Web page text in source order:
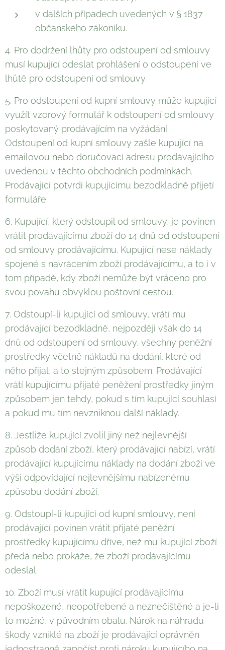
v dalších případech uvedených v § 1837
občanského zákoníku.
4. Pro dodržení lhůty pro odstoupení od smlouvy
musí kupující odeslat prohlášení o odstoupení ve
lhůtě pro odstoupení od smlouvy.
5. Pro odstoupení od kupní smlouvy může kupující
využít vzorový formulář k odstoupení od smlouvy
poskytovaný prodávajícím na vyžádání.
Odstoupení od kupní smlouvy zašle kupující na
emailovou nebo doručovací adresu prodávajícího
uvedenou v těchto obchodních podmínkách.
Prodávající potvrdí kupujícímu bezodkladně přijetí
formuláře.
6. Kupující, který odstoupil od smlouvy, je povinen
vrátit prodávajícímu zboží do 14 dnů od odstoupení
od smlouvy prodávajícímu. Kupující nese náklady
spojené s navrácením zboží prodávajícímu, a to i v
tom případě, kdy zboží nemůže být vráceno pro
svou povahu obvyklou poštovní cestou.
7. Odstoupí-li kupující od smlouvy, vrátí mu
prodávající bezodkladně, nejpozději však do 14
dnů od odstoupení od smlouvy, všechny peněžní
prostředky včetně nákladů na dodání, které od
něho přijal, a to stejným způsobem. Prodávající
vrátí kupujícímu přijaté peněžení prostředky jiným
způsobem jen tehdy, pokud s tím kupující souhlasí
a pokud mu tím nevzniknou další náklady.
8. Jestliže kupující zvolil jiný než nejlevnější
způsob dodání zboží, který prodávající nabízí, vrátí
prodávající kupujícímu náklady na dodání zboží ve
výši odpovídající nejlevnějšímu nabízenému
způsobu dodání zboží.
9. Odstoupí-li kupující od kupní smlouvy, není
prodávající povinen vrátit přijaté peněžní
prostředky kupujícímu dříve, než mu kupující zboží
předá nebo prokáže, že zboží prodávajícímu
odeslal.
10. Zboží musí vrátit kupující prodávajícímu
nepoškozené, neopotřebené a neznečištěné a je-li
to možné, v původním obalu. Nárok na náhradu
škody vzniklé na zboží je prodávající oprávněn